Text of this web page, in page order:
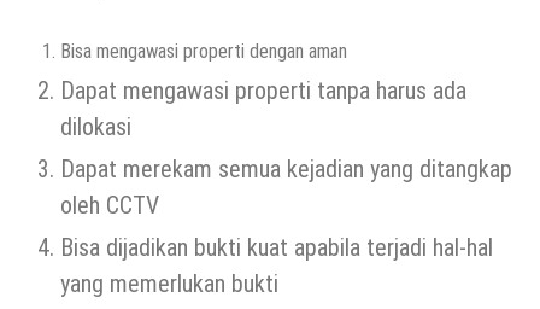
Bisa mengawasi properti dengan aman
Dapat mengawasi properti tanpa harus ada
dilokasi
Dapat merekam semua kejadian yang ditangkap
oleh CCTV
Bisa dijadikan bukti kuat apabila terjadi hal-hal
yang memerlukan bukti